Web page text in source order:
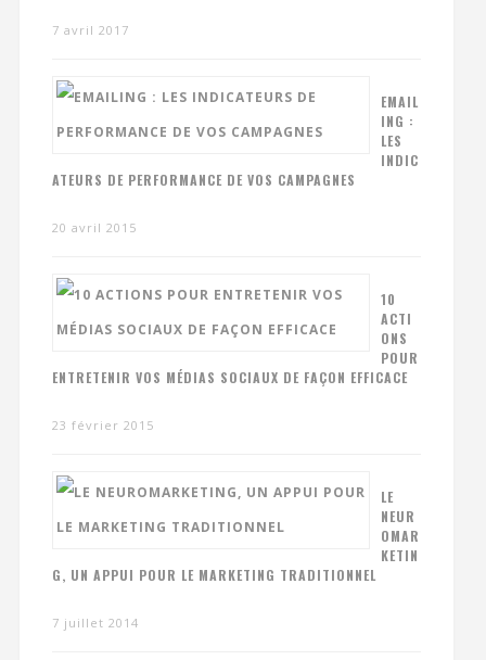
7 avril 2017
EMAIL
ING :
LES
INDIC
ATEURS DE PERFORMANCE DE VOS CAMPAGNES
20 avril 2015
10
ACTI
ONS
POUR
ENTRETENIR VOS MÉDIAS SOCIAUX DE FAÇON EFFICACE
23 février 2015
LE
NEUR
OMAR
KETIN
G, UN APPUI POUR LE MARKETING TRADITIONNEL
7 juillet 2014